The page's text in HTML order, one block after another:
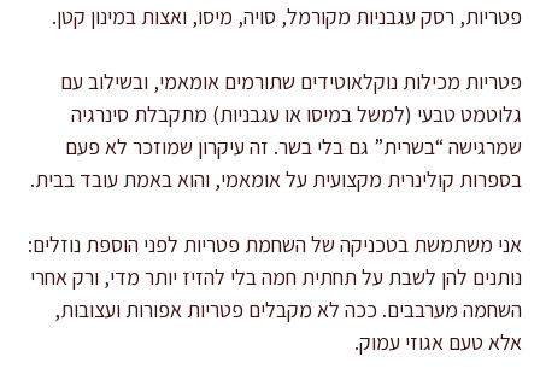
פטריות, רסק עגבניות מקורמל, סויה, מיסו, ואצות במינון קטן.
פטריות מכילות נוקלאוטידים שתורמים אומאמי, ובשילוב עם
גלוטמט טבעי (למשל במיסו או עגבניות) מתקבלת סינרגיה
שמרגישה “בשרית” גם בלי בשר. זה עיקרון שמוזכר לא פעם
בספרות קולינרית מקצועית על אומאמי, והוא באמת עובד בבית.
אני משתמשת בטכניקה של השחמת פטריות לפני הוספת נוזלים:
נותנים להן לשבת על תחתית חמה בלי להזיז יותר מדי, ורק אחרי
השחמה מערבבים. ככה לא מקבלים פטריות אפורות ועצובות,
אלא טעם אגוזי עמוק.